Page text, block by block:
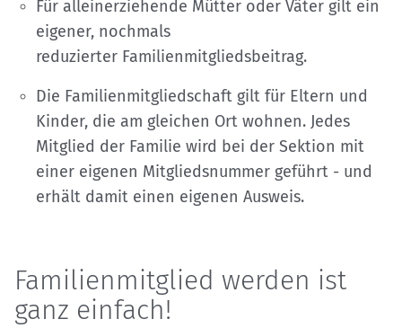
Für alleinerziehende Mütter oder Väter gilt ein
eigener, nochmals
reduzierter Familienmitgliedsbeitrag.
Die Familienmitgliedschaft gilt für Eltern und
Kinder, die am gleichen Ort wohnen. Jedes
Mitglied der Familie wird bei der Sektion mit
einer eigenen Mitgliedsnummer geführt - und
erhält damit einen eigenen Ausweis.
Familienmitglied werden ist
ganz einfach!